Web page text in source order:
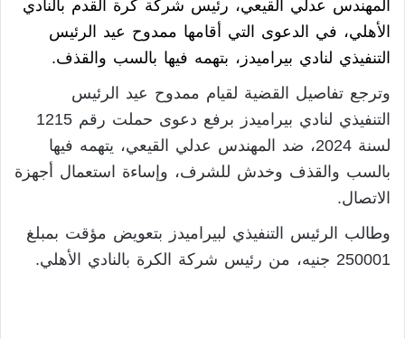
المهندس عدلي القيعي، رئيس شركة كرة القدم بالنادي
الأهلي، في الدعوى التي أقامها ممدوح عيد الرئيس
التنفيذي لنادي بيراميدز، بتهمه فيها بالسب والقذف.
وترجع تفاصيل القضية لقيام ممدوح عيد الرئيس
التنفيذي لنادي بيراميدز برفع دعوى حملت رقم 1215
لسنة 2024، ضد المهندس عدلي القيعي، يتهمه فيها
بالسب والقذف وخدش للشرف، وإساءة استعمال أجهزة
الاتصال.
وطالب الرئيس التنفيذي لبيراميدز بتعويض مؤقت بمبلغ
250001 جنيه، من رئيس شركة الكرة بالنادي الأهلي.